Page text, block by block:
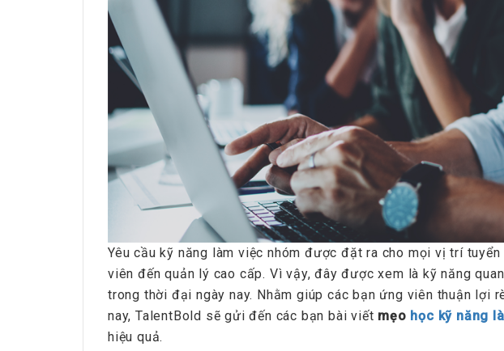
Yêu cầu kỹ năng làm việc nhóm được đặt ra cho mọi vị trí
viên đến quản lý cao cấp. Vì vậy, đây được xem là kỹ năng
trong thời đại ngày nay. Nhằm giúp các bạn ứng viên thuận lợi
nay, TalentBold sẽ gửi đến các bạn bài viết mẹo học kỹ năng
hiệu quả.